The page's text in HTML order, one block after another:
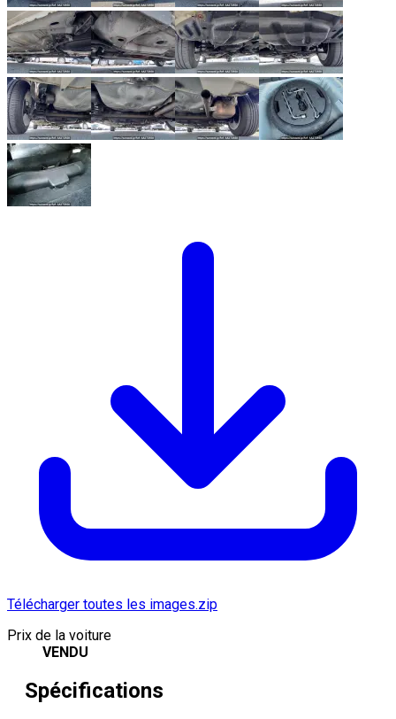
Télécharger toutes les images.zip
Prix de la voiture
VENDU
Spécifications